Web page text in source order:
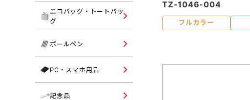
TZ-1046-004
フルカラー
マグカップ
水筒・ボトル
エコバッグ・トートバッ
グ
ボールペン
多色ボールペン
PC・スマホ用品
記念品